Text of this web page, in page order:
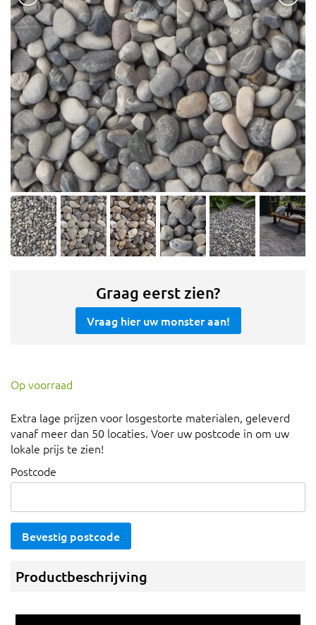
Graag eerst zien?
Vraag hier uw monster aan!
Op voorraad
Extra lage prijzen voor losgestorte materialen, geleverd
vanaf meer dan 50 locaties. Voer uw postcode in om uw
lokale prijs te zien!
Postcode
Bevestig postcode
Productbeschrijving